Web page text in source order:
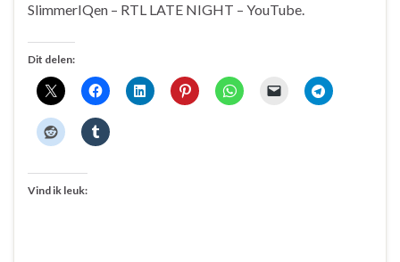
SlimmerIQen – RTL LATE NIGHT – YouTube.
Dit delen:
Vind ik leuk: